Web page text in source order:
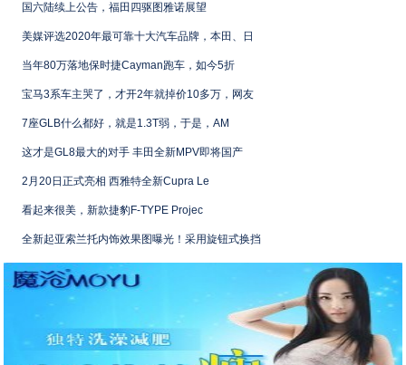
国六陆续上公告，福田四驱图雅诺展望
美媒评选2020年最可靠十大汽车品牌，本田、日
当年80万落地保时捷Cayman跑车，如今5折
宝马3系车主哭了，才开2年就掉价10多万，网友
7座GLB什么都好，就是1.3T弱，于是，AM
这才是GL8最大的对手 丰田全新MPV即将国产
2月20日正式亮相 西雅特全新Cupra Le
看起来很美，新款捷豹F-TYPE Projec
全新起亚索兰托内饰效果图曝光！采用旋钮式换挡